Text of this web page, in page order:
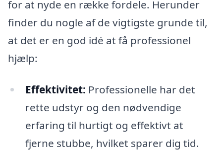
for at nyde en række fordele. Herunder
finder du nogle af de vigtigste grunde til,
at det er en god idé at få professionel
hjælp:
Effektivitet: Professionelle har det
rette udstyr og den nødvendige
erfaring til hurtigt og effektivt at
fjerne stubbe, hvilket sparer dig tid.